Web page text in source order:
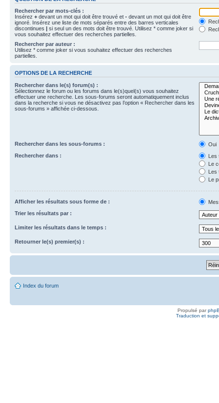
Rechercher par mots-clés :
Insérez + devant un mot qui doit être trouvé et - devant un mot qui doit être
ignoré. Insérez une liste de mots séparés entre des barres verticales
discontinues | si seul un des mots doit être trouvé. Utilisez * comme joker si
vous souhaitez effectuer des recherches partielles.
Rechercher par auteur :
Utilisez * comme joker si vous souhaitez effectuer des recherches
partielles.
OPTIONS DE LA RECHERCHE
Rechercher dans le(s) forum(s) :
Sélectionnez le forum ou les forums dans le(s)quel(s) vous souhaitez
effectuer une recherche. Les sous-forums seront automatiquement inclus
dans la recherche si vous ne désactivez pas l’option « Rechercher dans les
sous-forums » affichée ci-dessous.
Rechercher dans les sous-forums :
Oui
Rechercher dans :
Les
Le
Les
Le
Afficher les résultats sous forme de :
Trier les résultats par :
Limiter les résultats dans le temps :
Retourner le(s) premier(s) :
Index du forum
Propulsé par
Traduction et